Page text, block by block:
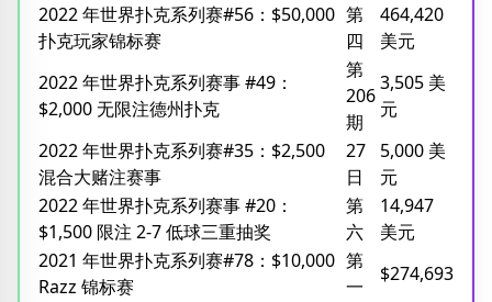
2022 年世界扑克系列赛#56：$50,000
扑克玩家锦标赛
第
四
464,420
美元
2022 年世界扑克系列赛事 #49：
$2,000 无限注德州扑克
第
206
期
3,505 美
元
2022 年世界扑克系列赛#35：$2,500
混合大赌注赛事
27
日
5,000 美
元
2022 年世界扑克系列赛事 #20：
$1,500 限注 2-7 低球三重抽奖
第
六
14,947
美元
2021 年世界扑克系列赛#78：$10,000
Razz 锦标赛
第
一
$274,693